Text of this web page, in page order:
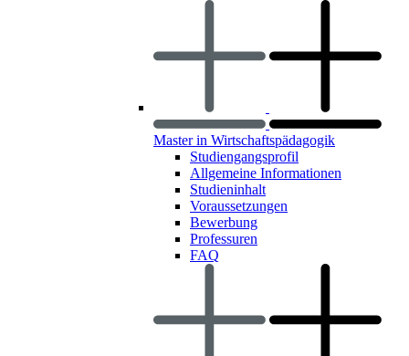
Master in Wirtschaftspädagogik
Studiengangsprofil
Allgemeine Informationen
Studieninhalt
Voraussetzungen
Bewerbung
Professuren
FAQ